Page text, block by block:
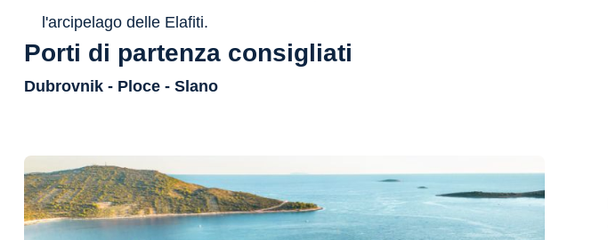
l'arcipelago delle Elafiti.
Porti di partenza consigliati
Dubrovnik - Ploce - Slano